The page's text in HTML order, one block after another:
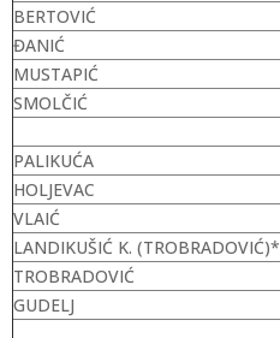
BERTOVIĆ
ĐANIĆ
MUSTAPIĆ
SMOLČIĆ
PALIKUĆA
HOLJEVAC
VLAIĆ
LANDIKUŠIĆ K. (TROBRADOVIĆ)*
TROBRADOVIĆ
GUDELJ